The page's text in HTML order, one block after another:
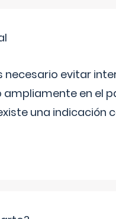
necesario evitar
en el
una indicación